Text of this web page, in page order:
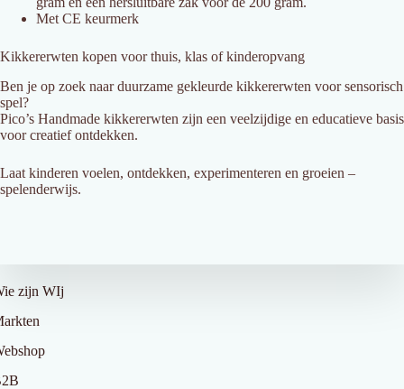
Met CE keurmerk
Kikkererwten kopen voor thuis, klas of kinderopvang
Ben je op zoek naar duurzame gekleurde kikkererwten voor sensorisch
spel?
Pico’s Handmade kikkererwten zijn een veelzijdige en educatieve basis
voor creatief ontdekken.
Laat kinderen voelen, ontdekken, experimenteren en groeien –
spelenderwijs.
zijn WIj